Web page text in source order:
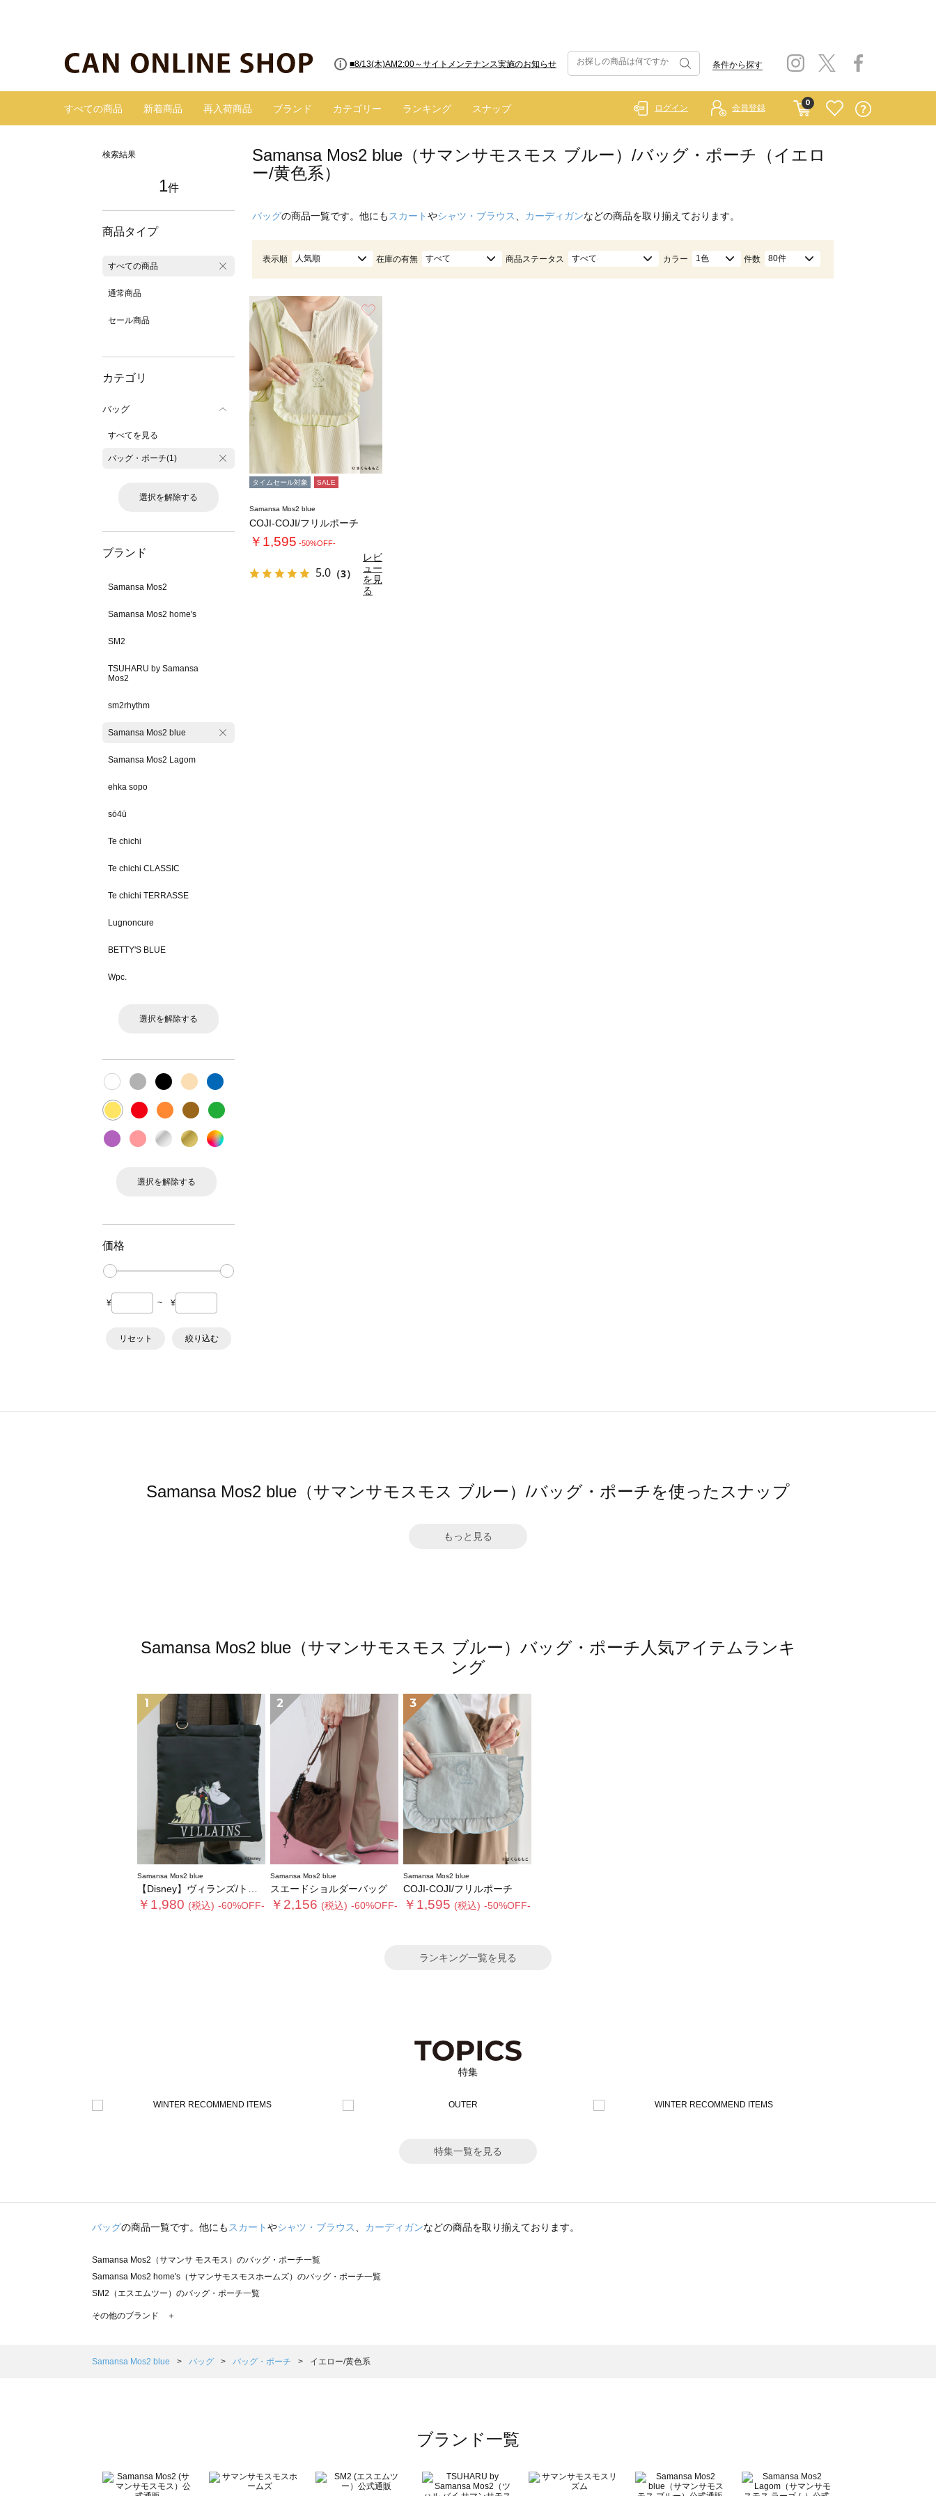
■8/13(木)AM2:00～サイトメンテナンス実施のお知らせ 条件から探す
すべての商品 新着商品 再入荷商品 ブランド カテゴリー ランキング スナップ
0
ログイン 会員登録
検索結果
1件
商品タイプ
すべての商品
通常商品
セール商品
カテゴリ
バッグ
すべてを見る
バッグ・ポーチ(1)
選択を解除する
ブランド
Samansa Mos2
Samansa Mos2 home's
SM2
TSUHARU by Samansa
Mos2
sm2rhythm
Samansa Mos2 blue
Samansa Mos2 Lagom
ehka sopo
sō4ū
Te chichi
Te chichi CLASSIC
Te chichi TERRASSE
Lugnoncure
BETTY'S BLUE
Wpc.
選択を解除する
選択を解除する
価格
¥ ~ ¥
リセット 絞り込む
Samansa Mos2 blue（サマンサモスモス ブルー）/バッグ・ポーチ（イエロ
ー/黄色系）
バッグの商品一覧です。他にも スカートやシャツ・ブラウス カーディガンなどの商品を取り揃えております。
表示順 人気順 在庫の有無 すべて 商品ステータス すべて カラー 1色 件数 80件
タイムセール対象 SALE
Samansa Mos2 blue
COJI-COJI/フリルポーチ
￥1,595 -50%OFF-
5.0 （3）
レビ
ュー
を見
る
Samansa Mos2 blue（サマンサモスモス ブルー）/バッグ・ポーチを使ったスナップ
もっと見る
Samansa Mos2 blue（サマンサモスモス ブルー）バッグ・ポーチ人気アイテムランキ
ング
1
Samansa Mos2 blue
【Disney】ヴィランズ/トートバッグ
￥1,980 (税込) -60%OFF-
2
Samansa Mos2 blue
スエードショルダーバッグ
￥2,156 (税込) -60%OFF-
3
Samansa Mos2 blue
COJI-COJI/フリルポーチ
￥1,595 (税込) -50%OFF-
ランキング一覧を見る
特集
特集一覧を見る
バッグの商品一覧です。他にもスカートやシャツ・ブラウス、 カーディガンなどの商品を取り揃えております。
Samansa Mos2（サマンサ モスモス）のバッグ・ポーチ一覧
Samansa Mos2 home's（サマンサモスモスホームズ）のバッグ・ポーチ一覧
SM2（エスエムツー）のバッグ・ポーチ一覧
TSUHARU by Samansa Mos2（ツハルバイサマンサモスモス）のバッグ・ポーチ一覧
Samansa Mos2 Lagom（サマンサモスモス ラーゴム）のバッグ・ポーチ一覧
BETTY'S BLUE（べティーズブルー）のバッグ・ポーチ一覧
その他のブランド ＋
Samansa Mos2 blue バッグ バッグ・ポーチ イエロー/黄色系
ブランド一覧